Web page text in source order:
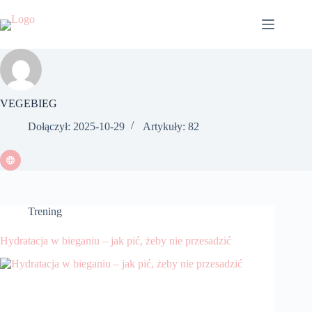
do
treści
VEGEBIEG
Dołączył: 2025-10-29
Artykuły: 82
Trening
Hydratacja w bieganiu – jak pić, żeby nie przesadzić